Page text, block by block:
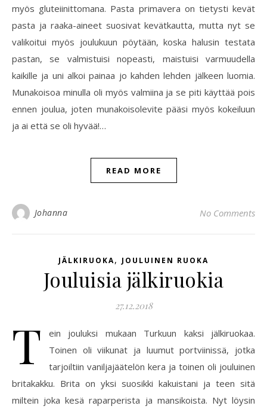
myös gluteiinittomana. Pasta primavera on tietysti kevät
pasta ja raaka-aineet suosivat kevätkautta, mutta nyt se
valikoitui myös joulukuun pöytään, koska halusin testata
pastan, se valmistuisi nopeasti, maistuisi varmuudella
kaikille ja uni alkoi painaa jo kahden lehden jälkeen luomia.
Munakoisoa minulla oli myös valmiina ja se piti käyttää pois
ennen joulua, joten munakoisolevite pääsi myös kokeiluun
ja ai että se oli hyvää!…
READ MORE
Johanna No Comments
JÄLKIRUOKA, JOULUINEN RUOKA
Jouluisia jälkiruokia
27.12.2018
T
ein jouluksi mukaan Turkuun kaksi jälkiruokaa.
Toinen oli viikunat ja luumut portviinissä, jotka
tarjoiltiin vaniljajäätelön kera ja toinen oli jouluinen
britakakku. Brita on yksi suosikki kakuistani ja teen sitä
miltein joka kesä raparperista ja mansikoista. Nyt löysin